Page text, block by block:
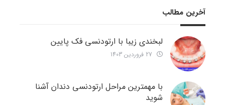
آخرین مطالب
لبخندی زیبا با ارتودنسی فک پایین
با مهمترین مراحل ارتودنسی دندان آشنا
شوید